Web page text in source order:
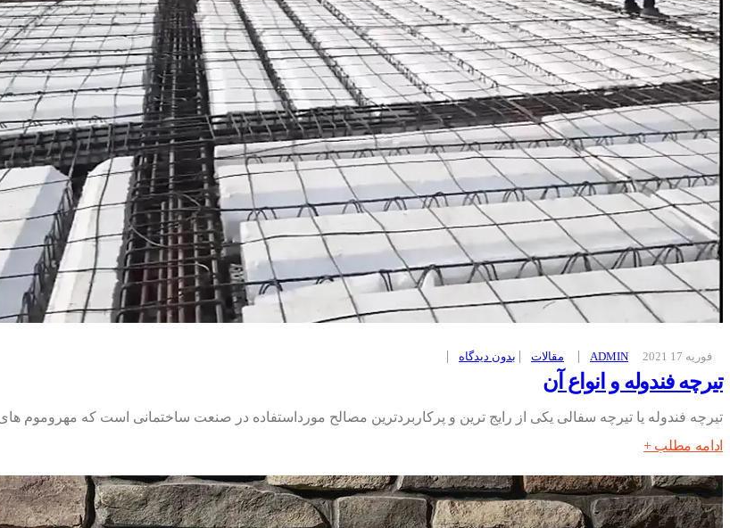
فوریه 17 2021 ADMIN مقالات بدون ديدگاه
تیرچه فندوله و انواع آن
تیرچه فندوله یا تیرچه سفالی یکی از رایج ترین و پرکاربردترین مصالح مورداستفاده در صنعت ساختمانی است که
ادامه مطلب +